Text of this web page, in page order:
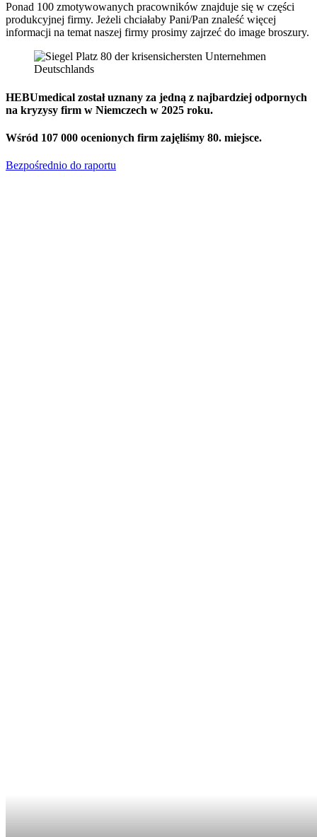
Ponad 100 zmotywowanych pracowników znajduje się w części
produkcyjnej firmy. Jeżeli chciałaby Pani/Pan znaleść więcej
informacji na temat naszej firmy prosimy zajrzeć do image broszury.
HEBUmedical został uznany za jedną z najbardziej odpornych
na kryzysy firm w Niemczech w 2025 roku.
Wśród 107 000 ocenionych firm zajęliśmy 80. miejsce.
Bezpośrednio do raportu